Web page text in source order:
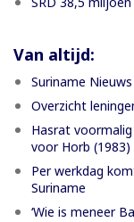
Van altijd:
Suriname
Overzicht
Hasrat
voor Horb (1983)
Per werkdag
Suriname
‘Wie is meneer